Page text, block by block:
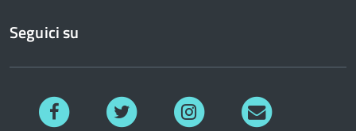
Seguici su
Facebook Instagram